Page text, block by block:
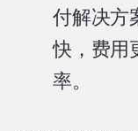
付解决方
快，费用
率。